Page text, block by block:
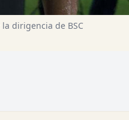
dirigencia de BSC